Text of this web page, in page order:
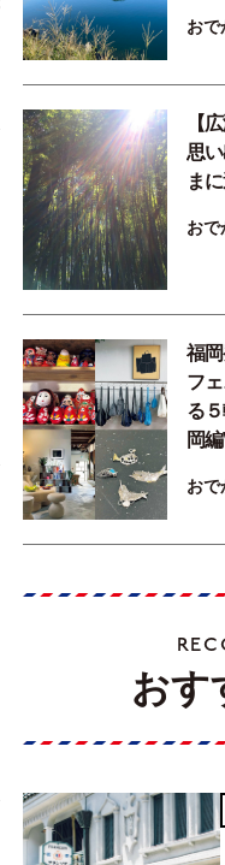
おで
【
思
ま
おで
福
フ
る
岡編
おで
おす